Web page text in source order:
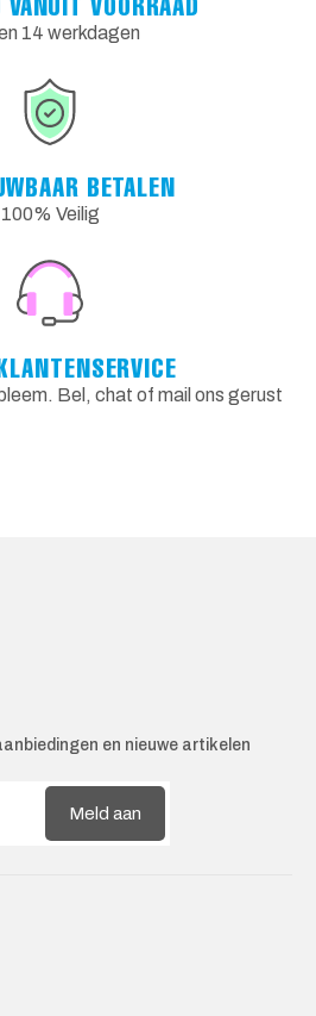
14 werkdagen
BETALEN
100% Veilig
Bel, chat of mail ons gerust
en nieuwe artikelen
Meld aan